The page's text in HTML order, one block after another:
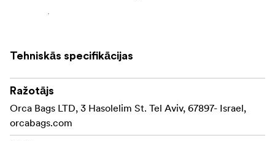
Arri ALEXA, AMIRA
Special features
Made from transparent material for easy viewing
(TPU).
Tehniskās specifikācijas
Ražotājs
Orca Bags LTD, 3 Hasolelim St. Tel Aviv, 67897- Israel,
orcabags.com